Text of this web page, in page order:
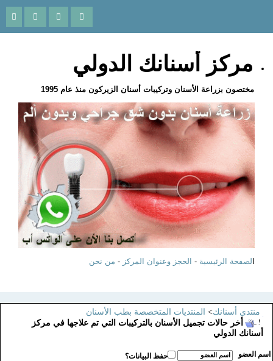
مركز أسنانك الدولي
مختصون بزراعة الأسنان وتركيبات أسنان الزيركون منذ عام 1995
لصفحة الرئيسية-الحجز وعنوان المركز-من نحن
منتدى أسنانك>المنتديات المتخصصة بطب الأسنان
أخر حالات تجميل الأسنان بالتركيبات التي تم علاجها في مركز
أسنانك الدولي
العضو
حفظ البيانات؟